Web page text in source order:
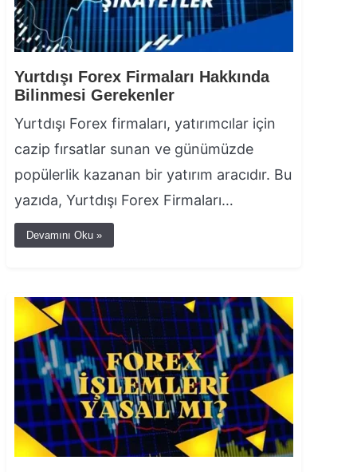
Yurtdışı Forex Firmaları Hakkında
Bilinmesi Gerekenler
Yurtdışı Forex firmaları, yatırımcılar için
cazip fırsatlar sunan ve günümüzde
popülerlik kazanan bir yatırım aracıdır. Bu
yazıda, Yurtdışı Forex Firmaları…
Devamını Oku »